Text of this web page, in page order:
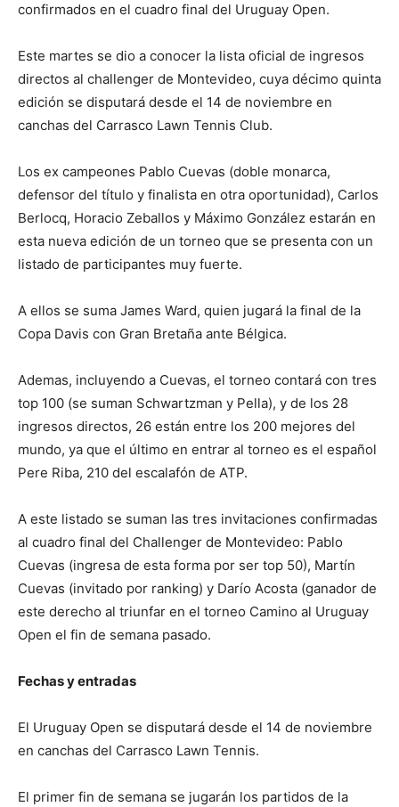
confirmados en el cuadro final del Uruguay Open.
Este martes se dio a conocer la lista oficial de ingresos
directos al challenger de Montevideo, cuya décimo quinta
edición se disputará desde el 14 de noviembre en
canchas del Carrasco Lawn Tennis Club.
Los ex campeones Pablo Cuevas (doble monarca,
defensor del título y finalista en otra oportunidad), Carlos
Berlocq, Horacio Zeballos y Máximo González estarán en
esta nueva edición de un torneo que se presenta con un
listado de participantes muy fuerte.
A ellos se suma James Ward, quien jugará la final de la
Copa Davis con Gran Bretaña ante Bélgica.
Ademas, incluyendo a Cuevas, el torneo contará con tres
top 100 (se suman Schwartzman y Pella), y de los 28
ingresos directos, 26 están entre los 200 mejores del
mundo, ya que el último en entrar al torneo es el español
Pere Riba, 210 del escalafón de ATP.
A este listado se suman las tres invitaciones confirmadas
al cuadro final del Challenger de Montevideo: Pablo
Cuevas (ingresa de esta forma por ser top 50), Martín
Cuevas (invitado por ranking) y Darío Acosta (ganador de
este derecho al triunfar en el torneo Camino al Uruguay
Open el fin de semana pasado.
Fechas y entradas
El Uruguay Open se disputará desde el 14 de noviembre
en canchas del Carrasco Lawn Tennis.
El primer fin de semana se jugarán los partidos de la